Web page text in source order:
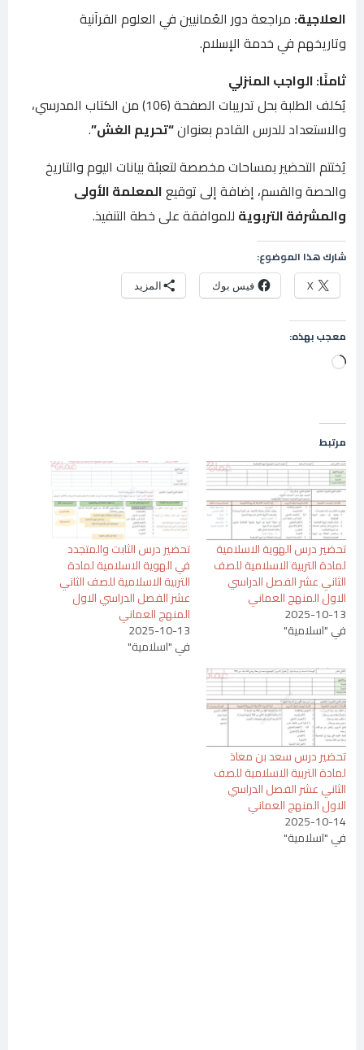
العلاجية: مراجعة دور العُمانيين في العلوم القرآنية
وتاريخهم في خدمة الإسلام.
ثامنًا: الواجب المنزلي
يُكلف الطلبة بحل تدريبات الصفحة (106) من الكتاب المدرسي،
والاستعداد للدرس القادم بعنوان“تحريم الغش”.
يُختتم التحضير بمساحات مخصصة لتعبئة بيانات اليوم والتاريخ
والحصة والقسم، إضافة إلى توقيعالمعلمة الأولى
والمشرفة التربوية للموافقة على خطة التنفيذ.
شارك هذا الموضوع:
X فيس بوك المزيد
معجب بهذه:
جاري
مرتبط
تحضير درس الهوية الاسلامية
لمادة التربية الاسلامية للصف
الثاني عشر الفصل الدراسي
الاول المنهج العماني
2025-10-13
في "اسلامية"
تحضير درس الثابت والمتجدد
في الهوية الاسلامية لمادة
التربية الاسلامية للصف الثاني
عشر الفصل الدراسي الاول
المنهج العماني
2025-10-13
في "اسلامية"
تحضير درس سعد بن معاذ
لمادة التربية الاسلامية للصف
الثاني عشر الفصل الدراسي
الاول المنهج العماني
2025-10-14
في "اسلامية"